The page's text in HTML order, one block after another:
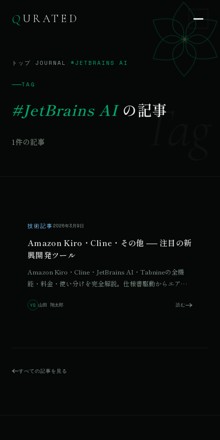
Q URATED
QURATED EN
トップ JOURNAL #JETBRAINS AI
TAG
Tag
#JetBrains AIの記事
1件の記事
技術記事2026年3月9日
Amazon Kiro・Cline・その他 ── 注目の新
興開発ツール
Amazon Kiro・Cline・JetBrains AI・Tabnineの全機
能・料金・使い分けを完全解説。仕様書駆動からエア
YS 山田 翔太郎 読む
すべての記事を見る